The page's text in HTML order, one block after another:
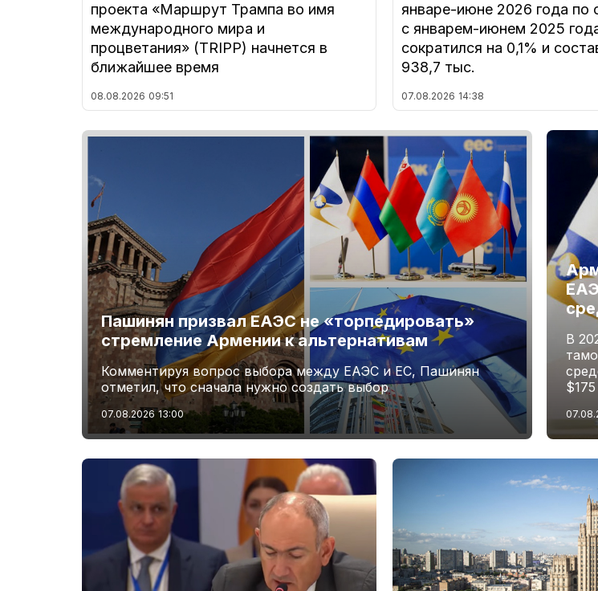
проекта «Маршрут Трампа во имя
международного мира и
процветания» (TRIPP) начнется в
ближайшее время
08.08.2026 09:51
январе-июне 2026 года по
с январем-июнем 2025
сократился на 0,1% и
938,7 тыс.
07.08.2026 14:38
Пашинян призвал ЕАЭС не «торпедировать»
стремление Армении к альтернативам
Комментируя вопрос выбора между ЕАЭС и ЕС, Пашинян
отметил, что сначала нужно создать выбор
07.08.2026 13:00
В